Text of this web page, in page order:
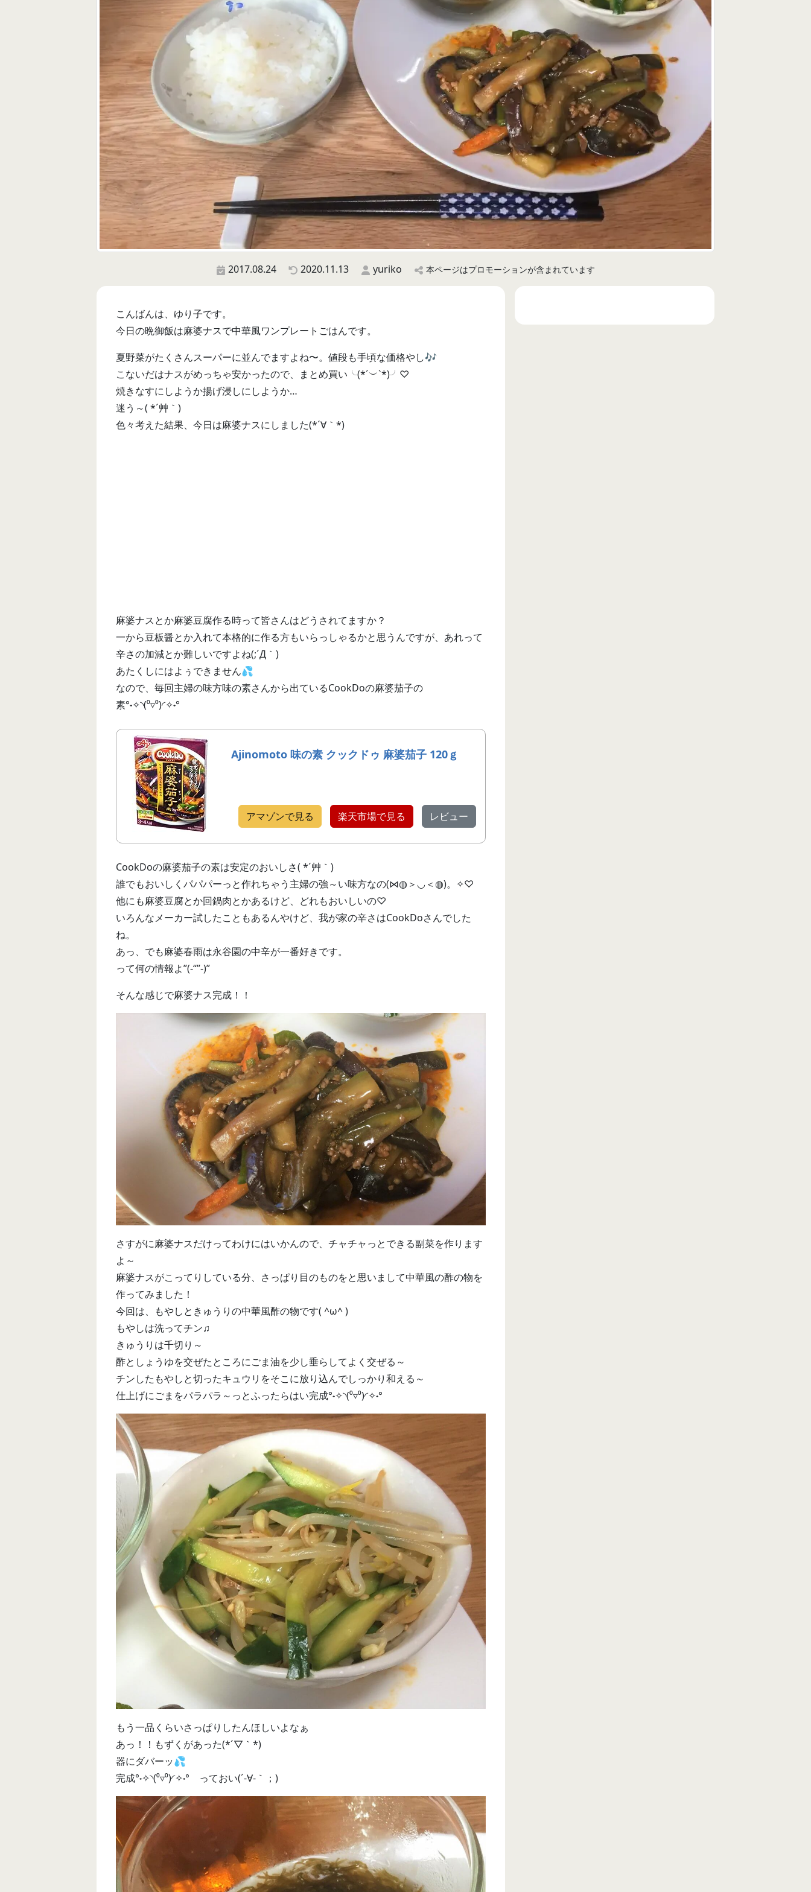
2017.08.24 2020.11.13 yuriko 本ページはプロモーションが含まれています
こんばんは、ゆり子です。
今日の晩御飯は麻婆ナスで中華風ワンプレートごはんです。
夏野菜がたくさんスーパーに並んでますよね〜。値段も手頃な価格やし🎶
こないだはナスがめっちゃ安かったので、まとめ買い╰(*´︶`*)╯♡
焼きなすにしようか揚げ浸しにしようか…
迷う～( *´艸｀)
色々考えた結果、今日は麻婆ナスにしました(*´∀｀*)
麻婆ナスとか麻婆豆腐作る時って皆さんはどうされてますか？
一から豆板醤とか入れて本格的に作る方もいらっしゃるかと思うんですが、あれって
辛さの加減とか難しいですよね(;´Д｀)
あたくしにはよぅできません💦
なので、毎回主婦の味方味の素さんから出ているCookDoの麻婆茄子の
素°˖✧◝(⁰▿⁰)◜✧˖°
Ajinomoto 味の素 クックドゥ 麻婆茄子 120ｇ
アマゾンで見る 楽天市場で見る レビュー
CookDoの麻婆茄子の素は安定のおいしさ( *´艸｀)
誰でもおいしくパパパーっと作れちゃう主婦の強～い味方なの(⋈◍＞◡＜◍)。✧♡
他にも麻婆豆腐とか回鍋肉とかあるけど、どれもおいしいの♡
いろんなメーカー試したこともあるんやけど、我が家の辛さはCookDoさんでした
ね。
あっ、でも麻婆春雨は永谷園の中辛が一番好きです。
って何の情報よ”(-“”-)”
そんな感じで麻婆ナス完成！！
さすがに麻婆ナスだけってわけにはいかんので、チャチャっとできる副菜を作ります
よ～
麻婆ナスがこってりしている分、さっぱり目のものをと思いまして中華風の酢の物を
作ってみました！
今回は、もやしときゅうりの中華風酢の物です( ^ω^ )
もやしは洗ってチン♫
きゅうりは千切り～
酢としょうゆを交ぜたところにごま油を少し垂らしてよく交ぜる～
チンしたもやしと切ったキュウリをそこに放り込んでしっかり和える～
仕上げにごまをパラパラ～っとふったらはい完成°˖✧◝(⁰▿⁰)◜✧˖°
もう一品くらいさっぱりしたんほしいよなぁ
あっ！！もずくがあった(*´▽｀*)
器にダバーッ💦
完成°˖✧◝(⁰▿⁰)◜✧˖° っておい(´-∀-｀；)